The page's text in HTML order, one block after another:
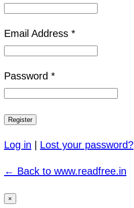
Email Address *
Password *
Log in | Lost your password?
← Back to www.readfree.in
×